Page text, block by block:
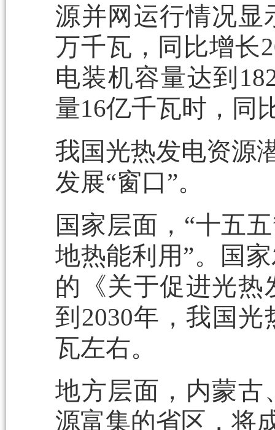
源并网运行情况显
万千瓦，同比增长
电装机容量达到
量16亿千瓦时，同
我国光热发电资源
发展“窗口”。
国家层面，“十五
地热能利用”。国
的《关于促进光
到2030年，我国
瓦左右。
地方层面，内蒙古
源富集的省区，将